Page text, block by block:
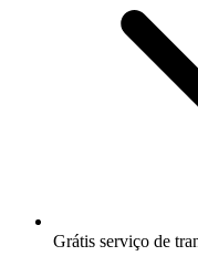
Grátis serviço de